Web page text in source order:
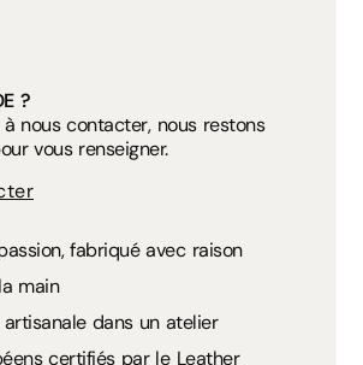
?
à nous contacter, nous restons
vous renseigner.
fabriqué avec raison
main
dans un atelier
certifiés par le Leather